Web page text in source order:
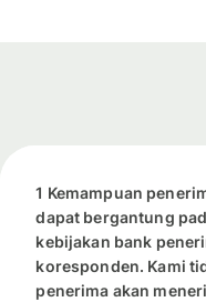
1 Kemampuan
dapat bergantung
kebijakan bank
koresponden. Kami
penerima akan